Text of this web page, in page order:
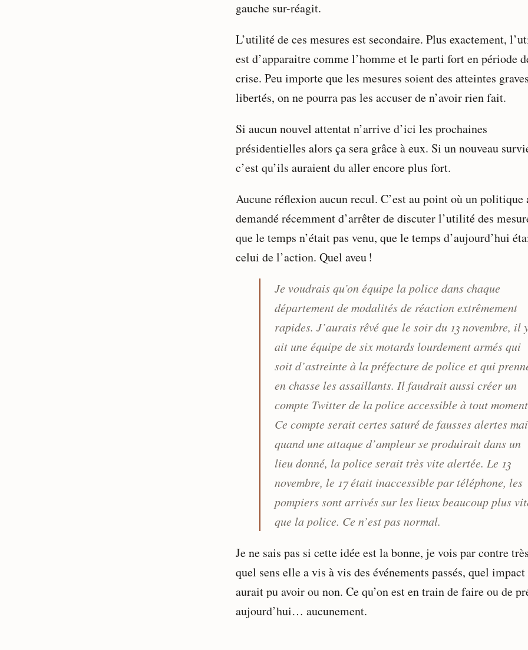
gauche sur-réagit.
L’utilité de ces mesures est secondaire. Plus exactement,
est d’apparaitre comme l’homme et le parti fort en période
crise. Peu importe que les mesures soient des atteintes
libertés, on ne pourra pas les accuser de n’avoir rien fait.
Si aucun nouvel attentat n’arrive d’ici les prochaines
présidentielles alors ça sera grâce à eux. Si un nouveau
c’est qu’ils auraient du aller encore plus fort.
Aucune réflexion aucun recul. C’est au point où un politique
demandé récemment d’arrêter de discuter l’utilité des
que le temps n’était pas venu, que le temps d’aujourd’hui
celui de l’action. Quel aveu !
Je voudrais qu’on équipe la police dans chaque
département de modalités de réaction extrêmement
rapides. J’aurais rêvé que le soir du 13 novembre, il
ait une équipe de six motards lourdement armés qui
soit d’astreinte à la préfecture de police et qui
en chasse les assaillants. Il faudrait aussi créer un
compte Twitter de la police accessible à tout
Ce compte serait certes saturé de fausses alertes
quand une attaque d’ampleur se produirait dans un
lieu donné, la police serait très vite alertée. Le 13
novembre, le 17 était inaccessible par téléphone, les
pompiers sont arrivés sur les lieux beaucoup plus
que la police. Ce n’est pas normal.
Je ne sais pas si cette idée est la bonne, je vois par contre
quel sens elle a vis à vis des événements passés, quel
aurait pu avoir ou non. Ce qu’on est en train de faire ou de
aujourd’hui… aucunement.